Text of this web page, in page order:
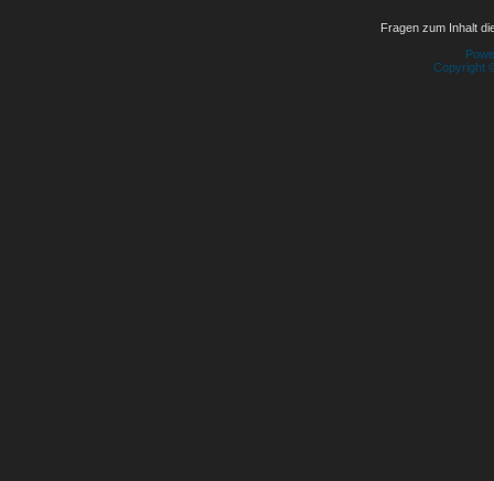
Fragen zum Inhalt
Copyright